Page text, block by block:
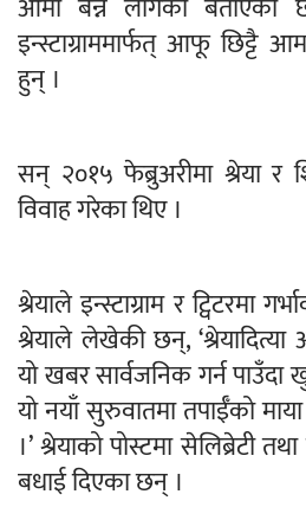
आमा बन्न लागेको बताएकी
इन्स्टाग्राममार्फत् आफू छिट्टै
हुन् ।
सन् २०१५ फेब्रुअरीमा श्रेया र
विवाह गरेका थिए ।
श्रेयाले इन्स्टाग्राम र ट्विटरमा
श्रेयाले लेखेकी छन्,
यो खबर सार्वजनिक गर्न पाउँदा
यो नयाँ सुरुवातमा तपाईँको
।’ श्रेयाको पोस्टमा सेलिब्रेटी
बधाई दिएका छन् ।